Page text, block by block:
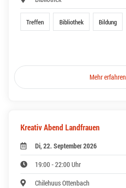
Treffen Bibliothek Bildung
Mehr erfahren
Kreativ Abend Landfrauen
Di, 22. September 2026
19:00 - 22:00 Uhr
Chilehuus Ottenbach